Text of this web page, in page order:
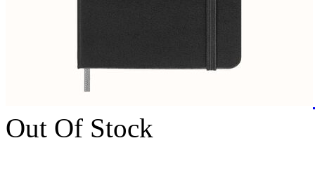
Out Of Stock